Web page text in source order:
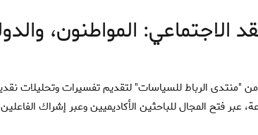
الاجتماعي: المواطنون،
عبر فتح المجال للباحثين الأكاديميين وعبر إشراك